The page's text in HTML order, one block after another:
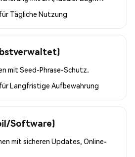
Tägliche Nutzung
mit Seed-Phrase-Schutz.
Langfristige Aufbewahrung
Software)
mit sicheren Updates, Online-